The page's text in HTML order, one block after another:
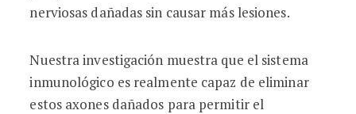
nerviosas dañadas sin causar más lesiones.
Nuestra investigación muestra que el sistema
inmunológico es realmente capaz de eliminar
estos axones dañados para permitir el